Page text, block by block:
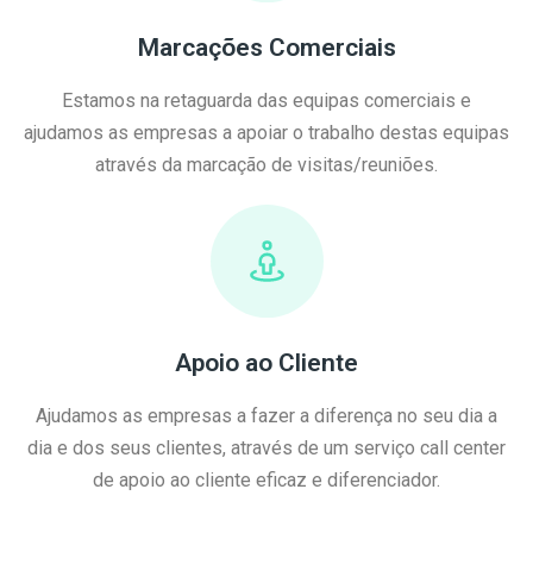
Marcações Comerciais
Estamos na retaguarda das equipas comerciais e
ajudamos as empresas a apoiar o trabalho destas equipas
através da marcação de visitas/reuniões.
Apoio ao Cliente
Ajudamos as empresas a fazer a diferença no seu dia a
dia e dos seus clientes, através de um serviço call center
de apoio ao cliente eficaz e diferenciador.